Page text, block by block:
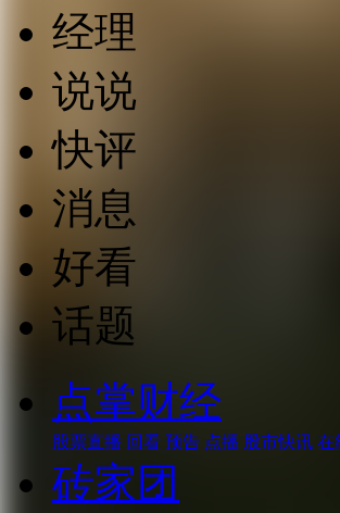
经理
说说
快评
消息
好看
话题
点掌财经
股票直播 回看 预告 点播 股市快讯 在
砖家团